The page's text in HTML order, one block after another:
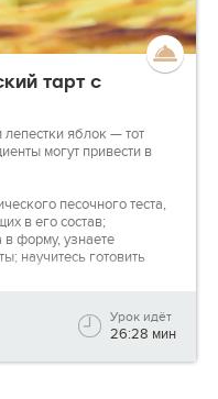
тарт с
лепестки яблок — тот
могут привести в
песочного теста,
в его состав;
в форму, узнаете
научитесь готовить
глазури для
Урок идёт
26:28 мин